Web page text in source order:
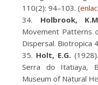
110(2): 94–103. (
Holbrook,
Movement Patterns
Dispersal. Biotropica
Holt, E.G.
Serra do Itatiaya,
Museum of Natural